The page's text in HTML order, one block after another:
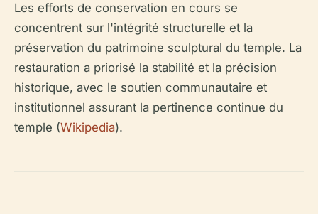
Les efforts de conservation en cours se
concentrent sur l'intégrité structurelle et la
préservation du patrimoine sculptural du temple. La
restauration a priorisé la stabilité et la précision
historique, avec le soutien communautaire et
institutionnel assurant la pertinence continue du
temple (Wikipedia).